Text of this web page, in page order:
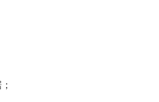
；